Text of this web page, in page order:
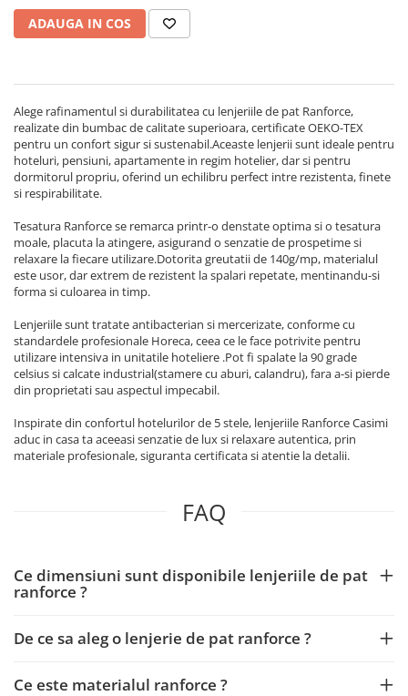
Persoane
Set Lenjerie Pat Blanita Iepure, 6
Piese, Cu Pilota Inclusa
Pilota / Cuvertura Inclusa
Set Lenjerie De Pat Jacquard Regal,
11 Piese, Cuvertura Inclusa
Lenjerii Damasc Egiptean King Size
Lenjerii De Pat, Finet Premium, 1
Persoana
Lenjerii De Pat Damasc 1 Persoana
Lenjerii De Pat, Imprimeu 3D, 1
ADAUGA IN COS
Alege rafinamentul si durabilitatea cu lenjeriile de pat Ranforce,
realizate din bumbac de calitate superioara, certificate OEKO-TEX
pentru un confort sigur si sustenabil.Aceaste lenjerii sunt ideale pentru
hoteluri, pensiuni, apartamente in regim hotelier, dar si pentru
dormitorul propriu, oferind un echilibru perfect intre rezistenta, finete
si respirabilitate.
Tesatura Ranforce se remarca printr-o denstate optima si o tesatura
moale, placuta la atingere, asigurand o senzatie de prospetime si
relaxare la fiecare utilizare.Dotorita greutatii de 140g/mp, materialul
este usor, dar extrem de rezistent la spalari repetate, mentinandu-si
forma si culoarea in timp.
Lenjeriile sunt tratate antibacterian si mercerizate, conforme cu
standardele profesionale Horeca, ceea ce le face potrivite pentru
utilizare intensiva in unitatile hoteliere .Pot fi spalate la 90 grade
celsius si calcate industrial(stamere cu aburi, calandru), fara a-si pierde
din proprietati sau aspectul impecabil.
Inspirate din confortul hotelurilor de 5 stele, lenjeriile Ranforce Casimi
aduc in casa ta aceeasi senzatie de lux si relaxare autentica, prin
materiale profesionale, siguranta certificata si atentie la detalii.
FAQ
Ce dimensiuni sunt disponibile lenjeriile de pat
ranforce ?
De ce sa aleg o lenjerie de pat ranforce ?
Ce este materialul ranforce ?